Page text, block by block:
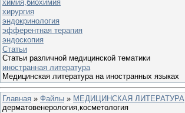
химия,биохимия
хирургия
эндокринология
эфферентная терапия
эндоскопия
Статьи
Статьи различной медицинской тематики
иностранная литература
Медицинская литература на иностранных языках
Главная » Файлы » МЕДИЦИНСКАЯ ЛИТЕРАТУРА
дерматовенерология,косметология